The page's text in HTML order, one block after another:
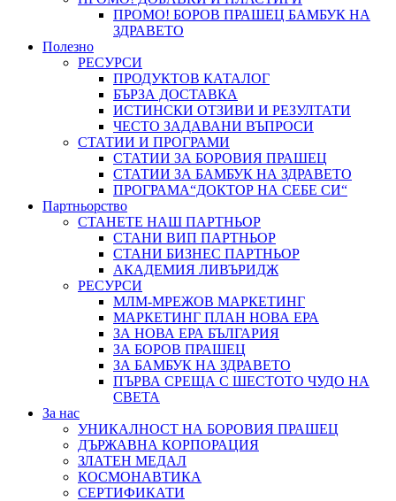
ПРОМО! БОРОВ ПРАШЕЦ БАМБУК НА
ЗДРАВЕТО
Полезно
РЕСУРСИ
ПРОДУКТОВ КАТАЛОГ
БЪРЗА ДОСТАВКА
ИСТИНСКИ ОТЗИВИ И РЕЗУЛТАТИ
ЧЕСТО ЗАДАВАНИ ВЪПРОСИ
СТАТИИ И ПРОГРАМИ
СТАТИИ ЗА БОРОВИЯ ПРАШЕЦ
СТАТИИ ЗА БАМБУК НА ЗДРАВЕТО
ПРОГРАМА“ДОКТОР НА СЕБЕ СИ“
Партньорство
СТАНЕТЕ НАШ ПАРТНЬОР
СТАНИ ВИП ПАРТНЬОР
СТАНИ БИЗНЕС ПАРТНЬОР
АКАДЕМИЯ ЛИВЪРИДЖ
РЕСУРСИ
МЛМ-МРЕЖОВ МАРКЕТИНГ
МАРКЕТИНГ ПЛАН НОВА ЕРА
ЗА НОВА ЕРА БЪЛГАРИЯ
ЗА БОРОВ ПРАШЕЦ
ЗА БАМБУК НА ЗДРАВЕТО
ПЪРВА СРЕЩА С ШЕСТОТО ЧУДО НА
СВЕТА
За нас
УНИКАЛНОСТ НА БОРОВИЯ ПРАШЕЦ
ДЪРЖАВНА КОРПОРАЦИЯ
ЗЛАТЕН МЕДАЛ
КОСМОНАВТИКА
СЕРТИФИКАТИ